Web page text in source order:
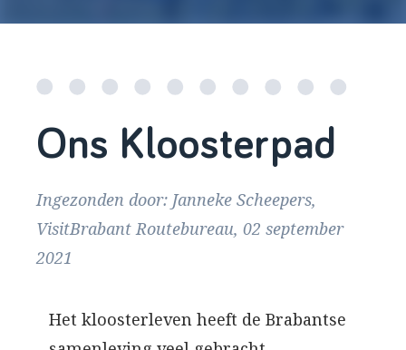
Ons Kloosterpad
Ingezonden door: Janneke Scheepers,
VisitBrabant Routebureau, 02 september
2021
Het kloosterleven heeft de Brabantse